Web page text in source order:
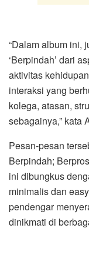
“Dalam album ini,
‘Berpindah’ dari
aktivitas
interaksi yang
kolega, atasan,
sebagainya,” kata
Pesan-pesan
Berpindah;
ini dibungkus
minimalis dan
pendengar
dinikmati di